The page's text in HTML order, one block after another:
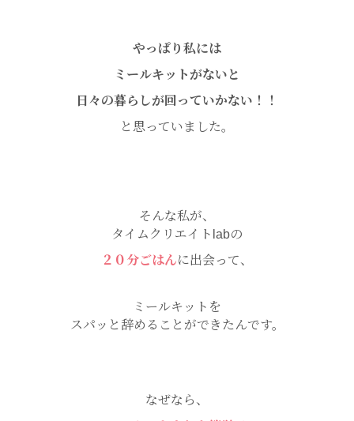
やっぱり私には
ミールキットがないと
日々の暮らしが回っていかない！！
と思っていました。
そんな私が、
タイムクリエイトlabの
２０分ごはんに出会って、
ミールキットを
スパッと辞めることができたんです。
なぜなら、